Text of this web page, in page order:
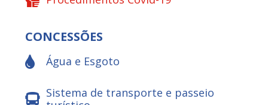
CONCESSÕES
Água e Esgoto
Sistema de transporte e passeio